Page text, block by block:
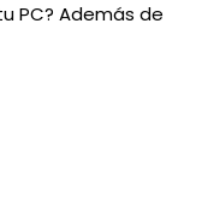
PC? Además de